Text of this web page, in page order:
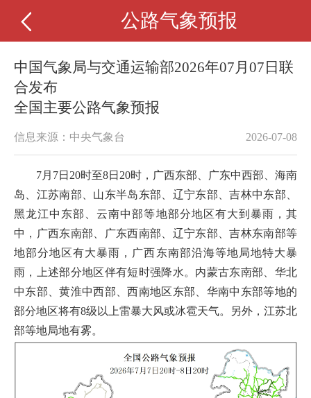
公路气象预报
中国气象局与交通运输部2026年07月07日联
合发布
全国主要公路气象预报
信息来源：中央气象台 2026-07-08
7月7日20时至8日20时，广西东部、广东中西部、海南
岛、江苏南部、山东半岛东部、辽宁东部、吉林中东部、
黑龙江中东部、云南中部等地部分地区有大到暴雨，其
中，广西东南部、广东西南部、辽宁东部、吉林东南部等
地部分地区有大暴雨，广西东南部沿海等地局地特大暴
雨，上述部分地区伴有短时强降水。内蒙古东南部、华北
中东部、黄淮中西部、西南地区东部、华南中东部等地的
部分地区将有8级以上雷暴大风或冰雹天气。另外，江苏北
部等地局地有雾。